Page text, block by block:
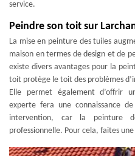
service.
Peindre son toit sur
La mise en peinture des tuiles
maison en termes de design et de
existe divers avantages pour la
toit protège le toit des problèmes
Elle permet également d’offrir
experte fera une connaissance
intervention, car la peinture
professionnelle. Pour cela, faites